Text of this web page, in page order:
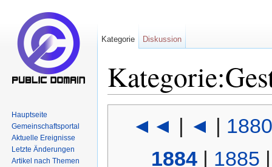
◄◄ ◄
1880
1884| 1885
Kategorie Diskussion
Hauptseite
Gemeinschaftsportal
Aktuelle Ereignisse
Letzte Änderungen
Artikel nach Themen